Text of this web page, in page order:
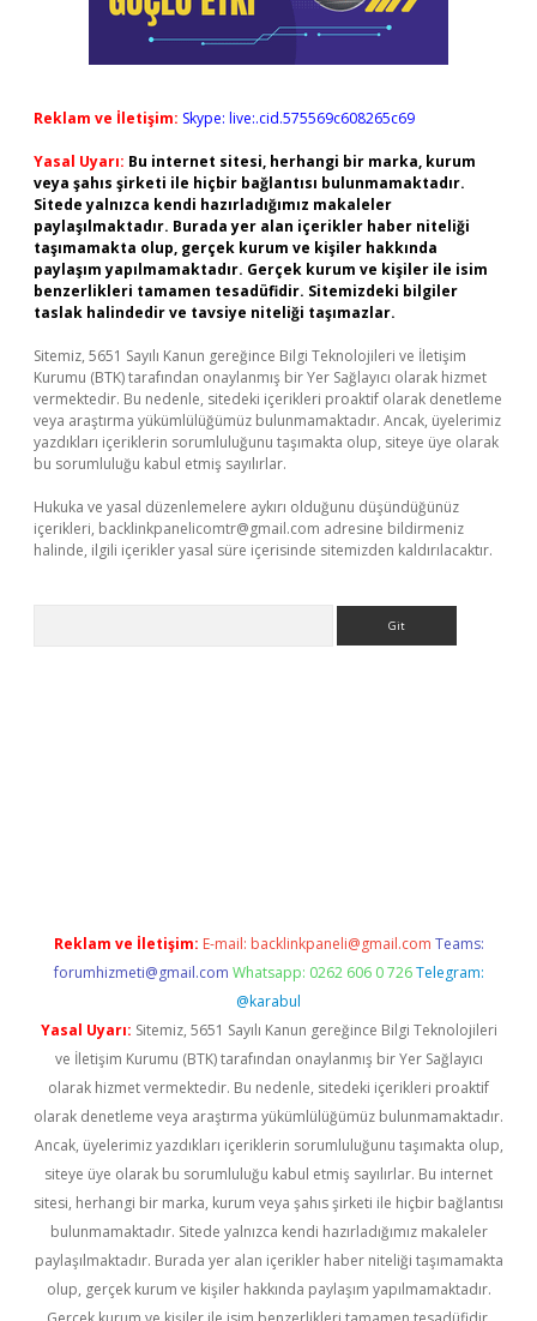
Reklam ve İletişim: Skype: live:.cid.575569c608265c69
Yasal Uyarı: Bu internet sitesi, herhangi bir marka, kurum
veya şahıs şirketi ile hiçbir bağlantısı bulunmamaktadır.
Sitede yalnızca kendi hazırladığımız makaleler
paylaşılmaktadır. Burada yer alan içerikler haber niteliği
taşımamakta olup, gerçek kurum ve kişiler hakkında
paylaşım yapılmamaktadır. Gerçek kurum ve kişiler ile isim
benzerlikleri tamamen tesadüfidir. Sitemizdeki bilgiler
taslak halindedir ve tavsiye niteliği taşımazlar.
Sitemiz, 5651 Sayılı Kanun gereğince Bilgi Teknolojileri ve İletişim
Kurumu (BTK) tarafından onaylanmış bir Yer Sağlayıcı olarak hizmet
vermektedir. Bu nedenle, sitedeki içerikleri proaktif olarak denetleme
veya araştırma yükümlülüğümüz bulunmamaktadır. Ancak, üyelerimiz
yazdıkları içeriklerin sorumluluğunu taşımakta olup, siteye üye olarak
bu sorumluluğu kabul etmiş sayılırlar.
Hukuka ve yasal düzenlemelere aykırı olduğunu düşündüğünüz
içerikleri, backlinkpanelicomtr@gmail.com adresine bildirmeniz
halinde, ilgili içerikler yasal süre içerisinde sitemizden kaldırılacaktır.
Reklam ve İletişim: E-mail: backlinkpaneli@gmail.com Teams:
forumhizmeti@gmail.com Whatsapp: 0262 606 0 726 Telegram:
@karabul
Yasal Uyarı: Sitemiz, 5651 Sayılı Kanun gereğince Bilgi Teknolojileri
ve İletişim Kurumu (BTK) tarafından onaylanmış bir Yer Sağlayıcı
olarak hizmet vermektedir. Bu nedenle, sitedeki içerikleri proaktif
olarak denetleme veya araştırma yükümlülüğümüz bulunmamaktadır.
Ancak, üyelerimiz yazdıkları içeriklerin sorumluluğunu taşımakta olup,
siteye üye olarak bu sorumluluğu kabul etmiş sayılırlar. Bu internet
sitesi, herhangi bir marka, kurum veya şahıs şirketi ile hiçbir bağlantısı
bulunmamaktadır. Sitede yalnızca kendi hazırladığımız makaleler
paylaşılmaktadır. Burada yer alan içerikler haber niteliği taşımamakta
olup, gerçek kurum ve kişiler hakkında paylaşım yapılmamaktadır.